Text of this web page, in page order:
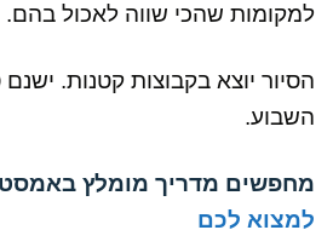
למקומות שהכי שווה לאכול בהם.
הסיור יוצא בקבוצות קטנות.
השבוע.
מחפשים מדריך מומלץ
למצוא לכם